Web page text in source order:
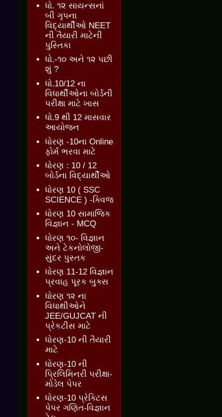
ધો. ૧૨ સાયન્સનાં
બી ગૃપના
વિદ્યાર્થીઓ NEET
ની તૈયારી માટેની
પુસ્તિકા
ધો.-૧૦ અને ૧૨ પછી
શું ?
ધો.10/12 ના
વિધાર્થીઓના બોર્ડની
પરીક્ષા માટે ખાસ
ધો.9 થી 12 માસવાર
આયોજન
ધોરણ -10ના Online
ફોર્મ ભરવા માટે
ધોરણ : 10 / 12
બોર્ડના વિદ્યાર્થીઓ
ધોરણ 10 ( SSC
SCIENCE ) -ક્વિજ
ધોરણ 10 સામાજિક
વિજ્ઞાન - MCQ
ધોરણ ૧૦- વિજ્ઞાન
અને ટેકનોલોજી-
સુંદર પુસ્તક
ધોરણ 11-12 વિજ્ઞાન
પ્રવાહ પૂરક બુક્સ
ધોરણ ૧૨ ના
વિધાથીઓને
JEE/GUJCAT ની
પ્રેકટીસ માટે
ધોરણ-10 ની તૈયારી
માટે
ધોરણ-10 ની
પ્રિલિમિનરી પરીક્ષા-
મોડેલ પેપર
ધોરણ-10 પ્રેક્ટિસ
પેપર ગણિત-વિજ્ઞાન